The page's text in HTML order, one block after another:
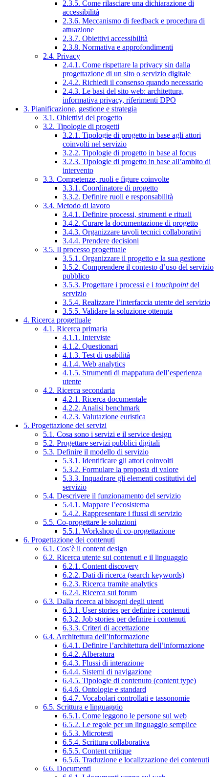
2.3.5. Come rilasciare una dichiarazione di
accessibilità
2.3.6. Meccanismo di feedback e procedura di
attuazione
2.3.7. Obiettivi accessibilità
2.3.8. Normativa e approfondimenti
2.4. Privacy
2.4.1. Come rispettare la privacy sin dalla
progettazione di un sito o servizio digitale
2.4.2. Richiedi il consenso quando necessario
2.4.3. Le basi del sito web: architettura,
informativa privacy, riferimenti DPO
3. Pianificazione, gestione e strategia
3.1. Obiettivi del progetto
3.2. Tipologie di progetti
3.2.1. Tipologie di progetto in base agli attori
coinvolti nel servizio
3.2.2. Tipologie di progetto in base al focus
3.2.3. Tipologie di progetto in base all’ambito di
intervento
3.3. Competenze, ruoli e figure coinvolte
3.3.1. Coordinatore di progetto
3.3.2. Definire ruoli e responsabilità
3.4. Metodo di lavoro
3.4.1. Definire processi, strumenti e rituali
3.4.2. Curare la documentazione di progetto
3.4.3. Organizzare tavoli tecnici collaborativi
3.4.4. Prendere decisioni
3.5. Il processo progettuale
3.5.1. Organizzare il progetto e la sua gestione
3.5.2. Comprendere il contesto d’uso del servizio
pubblico
3.5.3. Progettare i processi e i touchpointdel
servizio
3.5.4. Realizzare l’interfaccia utente del servizio
3.5.5. Validare la soluzione ottenuta
4. Ricerca progettuale
4.1. Ricerca primaria
4.1.1. Interviste
4.1.2. Questionari
4.1.3. Test di usabilità
4.1.4. Web analytics
4.1.5. Strumenti di mappatura dell’esperienza
utente
4.2. Ricerca secondaria
4.2.1. Ricerca documentale
4.2.2. Analisi benchmark
4.2.3. Valutazione euristica
5. Progettazione dei servizi
5.1. Cosa sono i servizi e il service design
5.2. Progettare servizi pubblici digitali
5.3. Definire il modello di servizio
5.3.1. Identificare gli attori coinvolti
5.3.2. Formulare la proposta di valore
5.3.3. Inquadrare gli elementi costitutivi del
servizio
5.4. Descrivere il funzionamento del servizio
5.4.1. Mappare l’ecosistema
5.4.2. Rappresentare i flussi di servizio
5.5. Co-progettare le soluzioni
5.5.1. Workshop di co-progettazione
6. Progettazione dei contenuti
6.1. Cos’è il content design
6.2. Ricerca utente sui contenuti e il linguaggio
6.2.1. Content discovery
6.2.2. Dati di ricerca (search keywords)
6.2.3. Ricerca tramite analytics
6.2.4. Ricerca sui forum
6.3. Dalla ricerca ai bisogni degli utenti
6.3.1. User stories per definire i contenuti
6.3.2. Job stories per definire i contenuti
6.3.3. Criteri di accettazione
6.4. Architettura dell’informazione
6.4.1. Definire l’architettura dell’informazione
6.4.2. Alberatura
6.4.3. Flussi di interazione
6.4.4. Sistemi di navigazione
6.4.5. Tipologie di contenuto (content type)
6.4.6. Ontologie e standard
6.4.7. Vocabolari controllati e tassonomie
6.5. Scrittura e linguaggio
6.5.1. Come leggono le persone sul web
6.5.2. Le regole per un linguaggio semplice
6.5.3. Microtesti
6.5.4. Scrittura collaborativa
6.5.5. Content critique
6.5.6. Traduzione e localizzazione dei contenuti
6.6. Documenti